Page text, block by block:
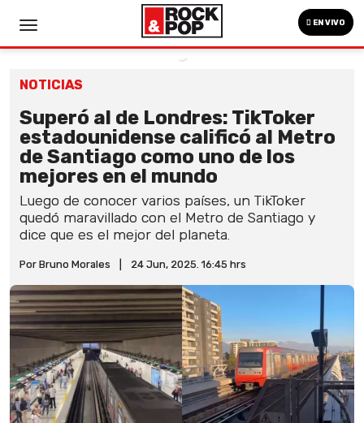
EN VIVO
NOTICIAS
Superó al de Londres: TikToker
estadounidense calificó al Metro
de Santiago como uno de los
mejores en el mundo
Luego de conocer varios países, un TikToker
quedó maravillado con el Metro de Santiago y
dice que es el mejor del planeta.
Por Bruno Morales 24 Jun, 2025. 16:45 hrs